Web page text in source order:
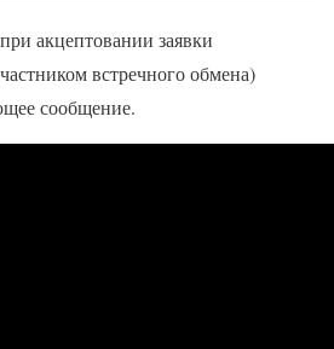
акцептовании заявки
встречного обмена)
сообщение.